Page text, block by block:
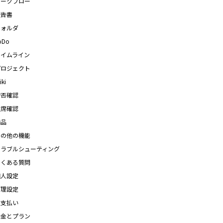
書
ルダ
ムライン
ジェクト
確認
確認
他の機能
ブルシューティング
ある質問
設定
設定
払い
とプラン